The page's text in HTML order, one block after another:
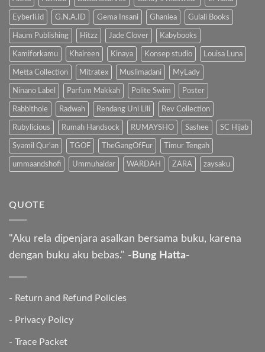
Eyberli.id G.N.A.ID Gema Insani Ghaniea Gulali Books
Haum Publishing Hitzz Jade Clover Kabybooks
Kamiforkamu Khaireen Kinaya Konsep studio Louisa Luna
Metta Collection Mitratex Muslimadani MyLady
Ninano Label Parfum Makkah Polite Swim Poster
Rabbithole Radwah Rendang Uni Lili Rev Collection
Rubylicious Rumah Handsock RUMAYSHO Sashee SC Hijab
Syamil Qur'an TGOF TheGangOfFur Timur Tengah
ummaandshofi Ummuhaidar WARDAH ZARA zaysaku
QUOTE
"Aku rela dipenjara asalkan bersama buku, karena
dengan buku aku bebas." -Bung Hatta-
- Return and Refund Policies
- Privacy Policy
- Trace Packet